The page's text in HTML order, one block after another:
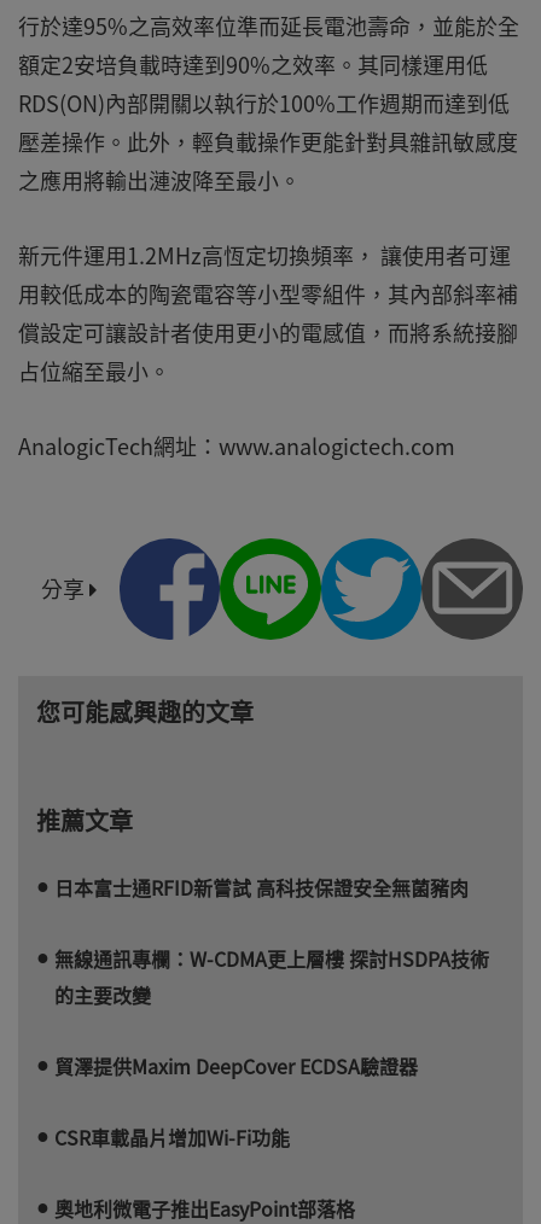
行於達95%之高效率位準而延長電池壽命，並能於全
額定2安培負載時達到90%之效率。其同樣運用低
RDS(ON)內部開關以執行於100%工作週期而達到低
壓差操作。此外，輕負載操作更能針對具雜訊敏感度
之應用將輸出漣波降至最小。
新元件運用1.2MHz高恆定切換頻率， 讓使用者可運
用較低成本的陶瓷電容等小型零組件，其內部斜率補
償設定可讓設計者使用更小的電感值，而將系統接腳
占位縮至最小。
AnalogicTech網址：www.analogictech.com
分享
您可能感興趣的文章
推薦文章
日本富士通RFID新嘗試 高科技保證安全無菌豬肉
無線通訊專欄：W-CDMA更上層樓 探討HSDPA技術
的主要改變
貿澤提供Maxim DeepCover ECDSA驗證器
CSR車載晶片增加Wi-Fi功能
奧地利微電子推出EasyPoint部落格